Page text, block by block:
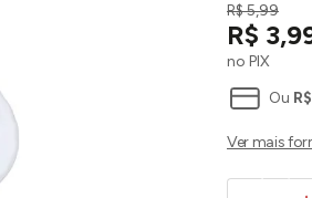
R$5,99
R$ 3,
no PIX
Ou R$